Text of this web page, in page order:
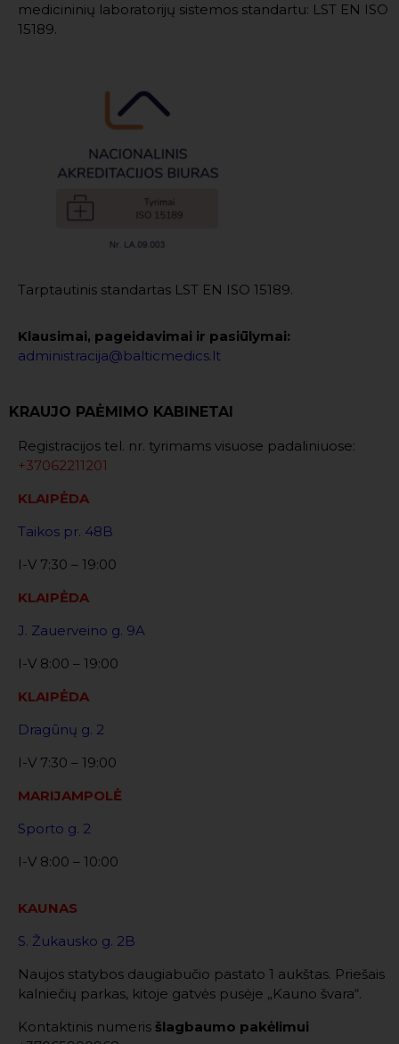
medicininių laboratorijų sistemos standartu: LST EN ISO
15189.
Tarptautinis standartas LST EN ISO 15189.
Klausimai, pageidavimai ir pasiūlymai:
administracija@balticmedics.lt
KRAUJO PAĖMIMO KABINETAI
Registracijos tel. nr. tyrimams visuose padaliniuose:
+37062211201
KLAIPĖDA
Taikos pr. 48B
I-V 7:30 – 19:00
KLAIPĖDA
J. Zauerveino g. 9A
I-V 8:00 – 19:00
KLAIPĖDA
Dragūnų g. 2
I-V 7:30 – 19:00
MARIJAMPOLĖ
Sporto g. 2
I-V 8:00 – 10:00
KAUNAS
S. Žukausko g. 2B
Naujos statybos daugiabučio pastato 1 aukštas. Priešais
kalniečių parkas, kitoje gatvės pusėje „Kauno švara“.
Kontaktinis numeris šlagbaumo pakėlimui